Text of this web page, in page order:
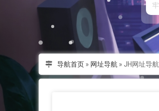
导航首页» 网址导航 » JH网址导航